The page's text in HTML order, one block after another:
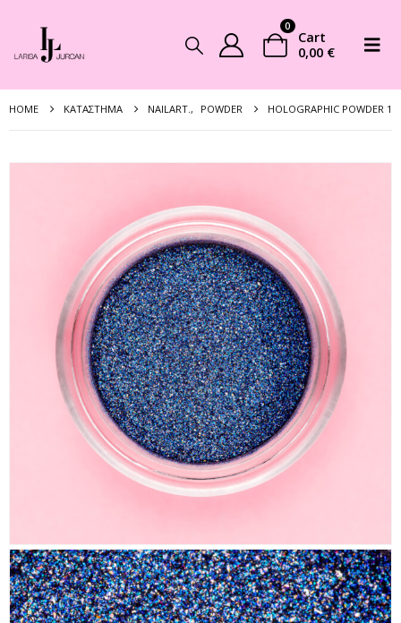
0
Cart
0,00 €
HOME ΚΑΤΆΣΤΗΜΑ NAILART., POWDER HOLOGRAPHIC POWDER 1